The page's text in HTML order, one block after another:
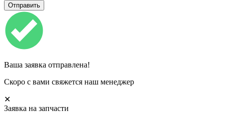
Ваша заявка отправлена!
Скоро с вами свяжется наш менеджер
✕
Заявка на запчасти